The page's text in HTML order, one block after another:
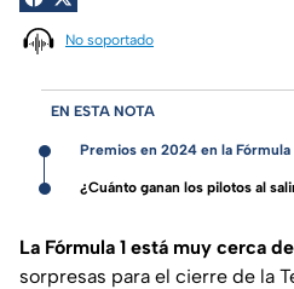
No soportado
EN ESTA NOTA
Premios en 2024 en la Fórmula
¿Cuánto ganan los pilotos al
La Fórmula 1 está muy cerca
sorpresas para el cierre de la